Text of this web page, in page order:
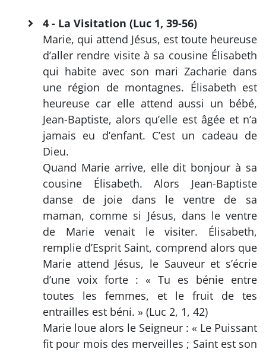
4 - La Visitation (Luc 1, 39-56)
Marie, qui attend Jésus, est toute heureuse
d’aller rendre visite à sa cousine Élisabeth
qui habite avec son mari Zacharie dans
une région de montagnes. Élisabeth est
heureuse car elle attend aussi un bébé,
Jean-Baptiste, alors qu’elle est âgée et n’a
jamais eu d’enfant. C’est un cadeau de
Dieu.
Quand Marie arrive, elle dit bonjour à sa
cousine Élisabeth. Alors Jean-Baptiste
danse de joie dans le ventre de sa
maman, comme si Jésus, dans le ventre
de Marie venait le visiter. Élisabeth,
remplie d’Esprit Saint, comprend alors que
Marie attend Jésus, le Sauveur et s’écrie
d’une voix forte : « Tu es bénie entre
toutes les femmes, et le fruit de tes
entrailles est béni. » (Luc 2, 1, 42)
Marie loue alors le Seigneur : « Le Puissant
fit pour mois des merveilles ; Saint est son